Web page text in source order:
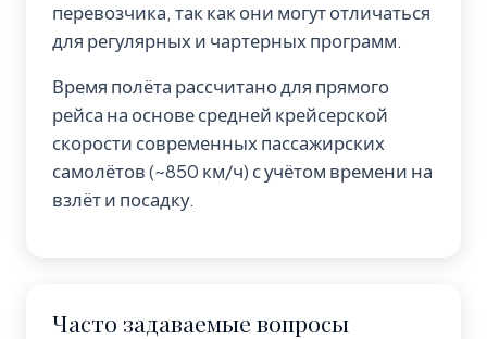
перевозчика, так как они могут отличаться
для регулярных и чартерных программ.
Время полёта рассчитано для прямого
рейса на основе средней крейсерской
скорости современных пассажирских
самолётов (~850 км/ч) с учётом времени на
взлёт и посадку.
Часто задаваемые вопросы